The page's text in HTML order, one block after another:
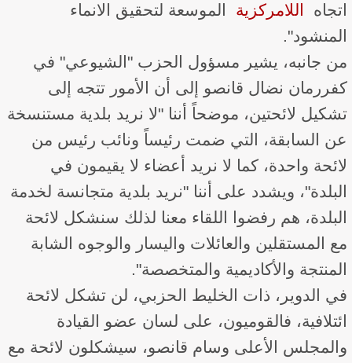
اتجاه ​
اللامركزية
​ الموسعة لتحقيق الانماء
المنشود".
من جانبه، يشير مسؤول الحزب "الشيوعي" في
كفررمان نضال قانصو إلى أن الأمور تتجه إلى
تشكيل لائحتين، موضحاً أننا "لا نريد بلدية مستنسخة
عن السابقة، التي ضمت رئيساً ونائب رئيس من
لائحة واحدة، كما لا نريد أعضاء لا يقيمون في
البلدة"، ويشدد على أننا "نريد بلدية متجانسة لخدمة
البلدة، هم رفضوا اللقاء معنا لذلك سنشكل لائحة
مع المستقلين والعائلات واليسار والوجوه الشابة
المنتجة والأكاديمية والمتخصصة".
في الدوير، ذات الخليط الحزبي، لن تشكل لائحة
ائتلافية، فالقوميون، على لسان عضو القيادة
والمجلس الأعلى وسام قانصو، سيشكلون لائحة مع